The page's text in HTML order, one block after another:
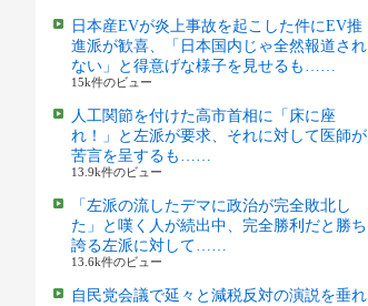
日本産EVが炎上事故を起こした件にEV推
進派が歓喜、「日本国内じゃ全然報道され
ない」と得意げな様子を見せるも……
15k件のビュー
人工関節を付けた高市首相に「床に座
れ！」と左派が要求、それに対して医師が
苦言を呈するも……
13.9k件のビュー
「左派の流したデマに政治が完全敗北し
た」と嘆く人が続出中、完全勝利だと勝ち
誇る左派に対して……
13.6k件のビュー
自民党会議で延々と減税反対の演説を垂れ